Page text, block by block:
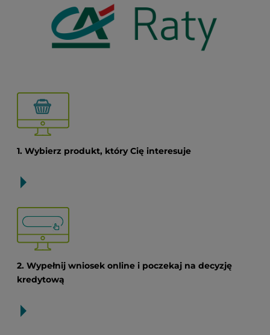
1. Wybierz produkt, który Cię interesuje
2. Wypełnij wniosek online i poczekaj na decyzję
kredytową